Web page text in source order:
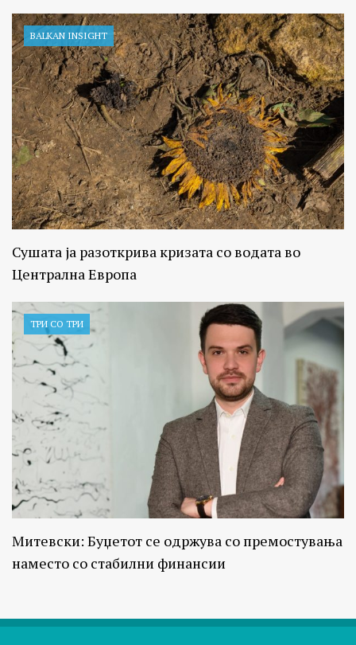
BALKAN INSIGHT
Сушата ја разоткрива кризата со водата во
Централна Европа
ТРИ СО ТРИ
Митевски: Буџетот се одржува со премостувања
наместо со стабилни финансии